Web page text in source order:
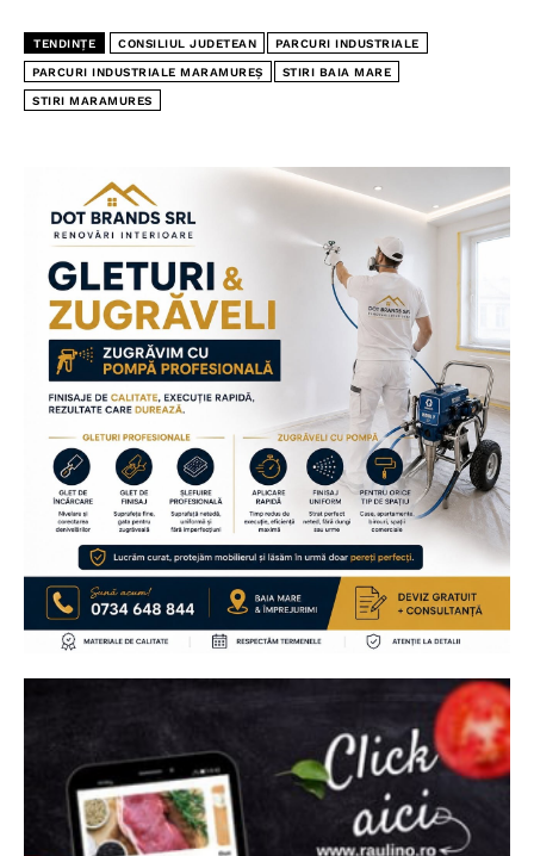
TENDINȚE CONSILIUL JUDETEAN PARCURI INDUSTRIALE
PARCURI INDUSTRIALE MARAMUREȘ STIRI BAIA MARE
STIRI MARAMURES